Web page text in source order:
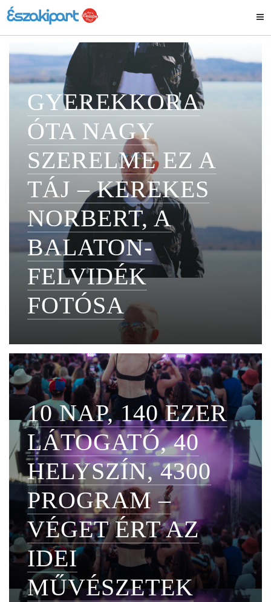
GYEREKKORA
ÓTA NAGY
SZERELME EZ A
TÁJ – KEREKES
NORBERT, A
BALATON-
FELVIDÉK
FOTÓSA
10 NAP, 140 EZER
LÁTOGATÓ, 40
HELYSZÍN, 4300
PROGRAM –
VÉGET ÉRT AZ
IDEI
MŰVÉSZETEK